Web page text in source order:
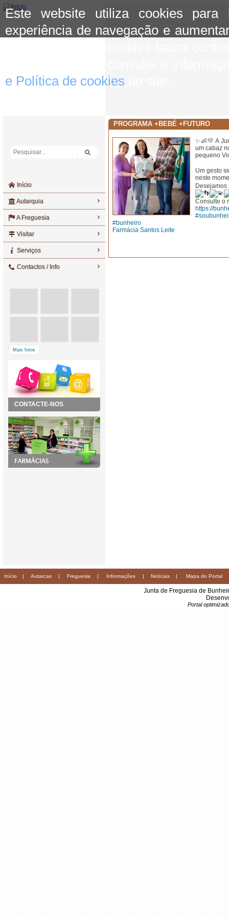
Este website utiliza cookies para
experiência de navegação e
e Política de cookies
Início
Autarquia
A Freguesia
Visitar
Serviços
Contactos / Info
Mais fotos
CONTACTE-NOS
PROGRAMA +BEBÉ +FUTURO
✨👶💛 A
um cabaz
pequeno
Um gesto
neste
Consulte o
https://
#bunheiro
Farmácia Santos Leite
Início | Autarcas | Freguesia | Informações | Notícias | Mapa do Portal
Junta de Freguesia de
Portal